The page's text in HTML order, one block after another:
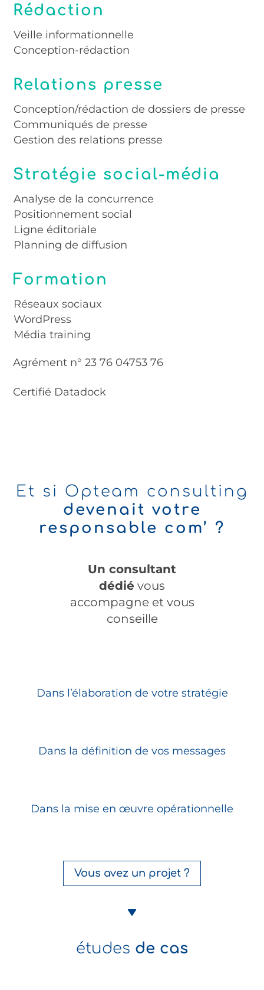
Rédaction
Veille informationnelle
Conception-rédaction
Relations presse
Conception/rédaction de dossiers de presse
Communiqués de presse
Gestion des relations presse
Stratégie social-média
Analyse de la concurrence
Positionnement social
Ligne éditoriale
Planning de diffusion
Formation
Réseaux sociaux
WordPress
Média training
Agrément n° 23 76 04753 76
Certifié Datadock
Et si Opteam consulting
devenait votre
responsable com’ ?
Un consultant
dédié vous
accompagne et vous
conseille
Dans l’élaboration de votre stratégie
Dans la définition de vos messages
Dans la mise en œuvre opérationnelle
Vous avez un projet ?
études de cas